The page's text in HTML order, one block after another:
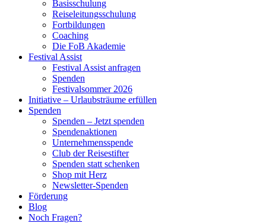
Basisschulung
Reiseleitungsschulung
Fortbildungen
Coaching
Die FoB Akademie
Festival Assist
Festival Assist anfragen
Spenden
Festivalsommer 2026
Initiative – Urlaubsträume erfüllen
Spenden
Spenden – Jetzt spenden
Spendenaktionen
Unternehmensspende
Club der Reisestifter
Spenden statt schenken
Shop mit Herz
Newsletter-Spenden
Förderung
Blog
Noch Fragen?